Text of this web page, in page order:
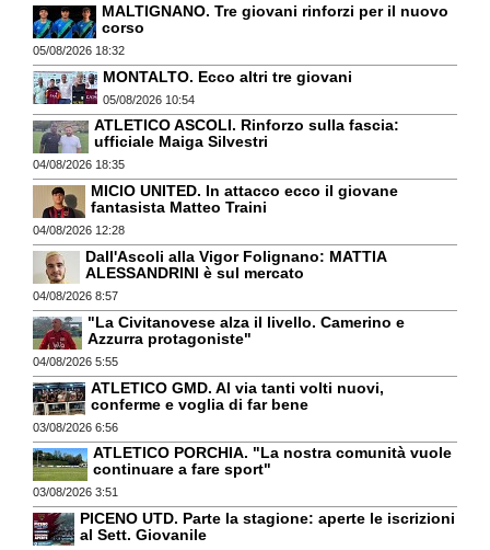
MALTIGNANO. Tre giovani rinforzi per il nuovo
corso
05/08/2026 18:32
MONTALTO. Ecco altri tre giovani
05/08/2026 10:54
ATLETICO ASCOLI. Rinforzo sulla fascia:
ufficiale Maiga Silvestri
04/08/2026 18:35
MICIO UNITED. In attacco ecco il giovane
fantasista Matteo Traini
04/08/2026 12:28
Dall'Ascoli alla Vigor Folignano: MATTIA
ALESSANDRINI è sul mercato
04/08/2026 8:57
"La Civitanovese alza il livello. Camerino e
Azzurra protagoniste"
04/08/2026 5:55
ATLETICO GMD. Al via tanti volti nuovi,
conferme e voglia di far bene
03/08/2026 6:56
ATLETICO PORCHIA. "La nostra comunità vuole
continuare a fare sport"
03/08/2026 3:51
PICENO UTD. Parte la stagione: aperte le iscrizioni
al Sett. Giovanile